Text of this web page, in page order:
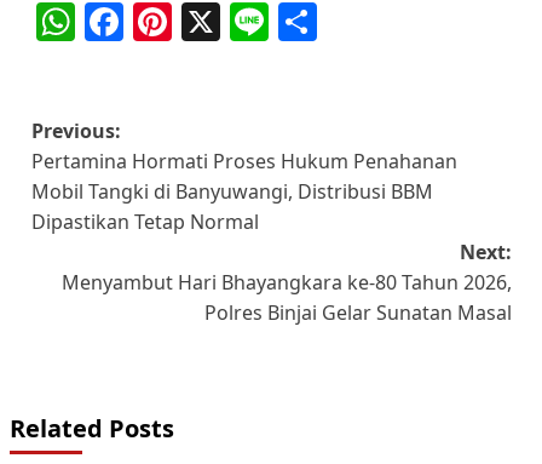
WhatsApp
Facebook
Pinterest
X Line
Post
navigation
Previous:
Pertamina Hormati Proses Hukum Penahanan
Mobil Tangki di Banyuwangi, Distribusi BBM
Dipastikan Tetap Normal
Next:
Menyambut Hari Bhayangkara ke-80 Tahun 2026,
Polres Binjai Gelar Sunatan Masal
Related Posts